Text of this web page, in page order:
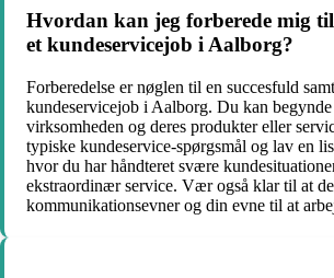
Hvordan kan jeg forberede mig
et kundeservicejob i Aalborg?
Forberedelse er nøglen til en succesfuld
kundeservicejob i Aalborg. Du kan begynde
virksomheden og deres produkter eller
typiske kundeservice-spørgsmål og lav en
hvor du har håndteret svære
ekstraordinær service. Vær også klar til at
kommunikationsevner og din evne til at